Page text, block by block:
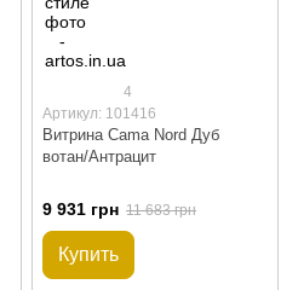
4
Артикул: 101416
Витрина Cama Nord Дуб
вотан/Антрацит
9 931 грн 11 683 грн
Купить